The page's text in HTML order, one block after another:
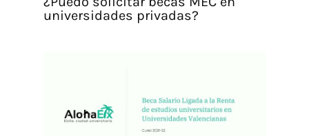
universidades privadas?